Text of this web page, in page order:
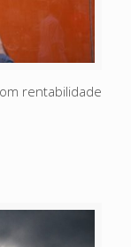
rentabilidade